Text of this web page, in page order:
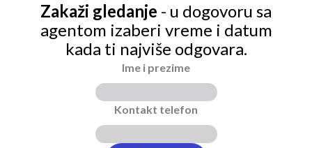
Zakaži gledanje - u dogovoru sa
agentom izaberi vreme i datum
kada ti najviše odgovara.
Ime i prezime
Kontakt telefon